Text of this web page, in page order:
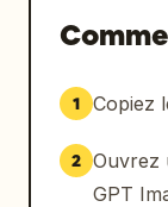
1 Copiez
2 Ouvrez
GPT